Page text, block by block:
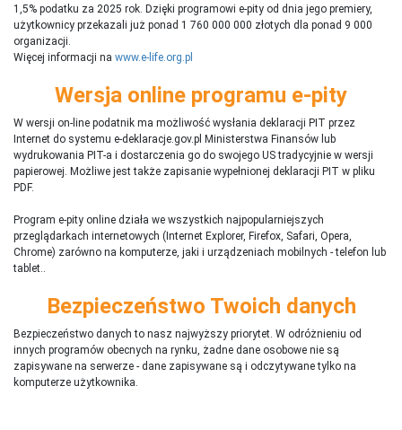
1,5% podatku za 2025 rok. Dzięki programowi e-pity od dnia jego premiery,
użytkownicy przekazali już ponad 1 760 000 000 złotych dla ponad 9 000
organizacji.
Więcej informacji na www.e-life.org.pl
Wersja online programu e-pity
W wersji on-line podatnik ma możliwość wysłania deklaracji PIT przez
Internet do systemu e-deklaracje.gov.pl Ministerstwa Finansów lub
wydrukowania PIT-a i dostarczenia go do swojego US tradycyjnie w wersji
papierowej. Możliwe jest także zapisanie wypełnionej deklaracji PIT w pliku
PDF.
Program e-pity online działa we wszystkich najpopularniejszych
przeglądarkach internetowych (Internet Explorer, Firefox, Safari, Opera,
Chrome) zarówno na komputerze, jaki i urządzeniach mobilnych - telefon lub
tablet..
Bezpieczeństwo Twoich danych
Bezpieczeństwo danych to nasz najwyższy priorytet. W odróżnieniu od
innych programów obecnych na rynku, żadne dane osobowe nie są
zapisywane na serwerze - dane zapisywane są i odczytywane tylko na
komputerze użytkownika.